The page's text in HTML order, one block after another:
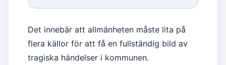
Det innebär att allmänheten måste lita på
flera källor för att få en fullständig bild av
tragiska händelser i kommunen.